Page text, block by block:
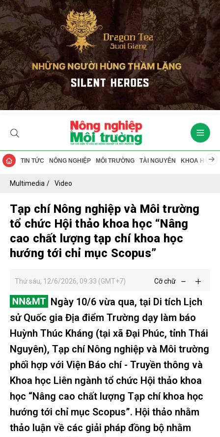
TIN TỨC NÔNG NGHIỆP MÔI TRƯỜNG TÀI NGUYÊN KHOA HỌC
Multimedia Video
Tạp chí Nông nghiệp và Môi trường
tổ chức Hội thảo khoa học “Nâng
cao chất lượng tạp chí khoa học
hướng tới chỉ mục Scopus”
Thứ sáu, 12/6/2026, 09:33 (GMT+7) Cỡ chữ
Ngày 10/6 vừa qua, tại Di tích Lịch
sử Quốc gia Địa điểm Trường dạy làm báo
Huỳnh Thúc Kháng (tại xã Đại Phúc, tỉnh Thái
Nguyên), Tạp chí Nông nghiệp và Môi trường
phối hợp với Viện Báo chí - Truyền thông và
Khoa học Liên ngành tổ chức Hội thảo khoa
học “Nâng cao chất lượng Tạp chí khoa học
hướng tới chỉ mục Scopus”. Hội thảo nhằm
thảo luận về các giải pháp đồng bộ nhằm